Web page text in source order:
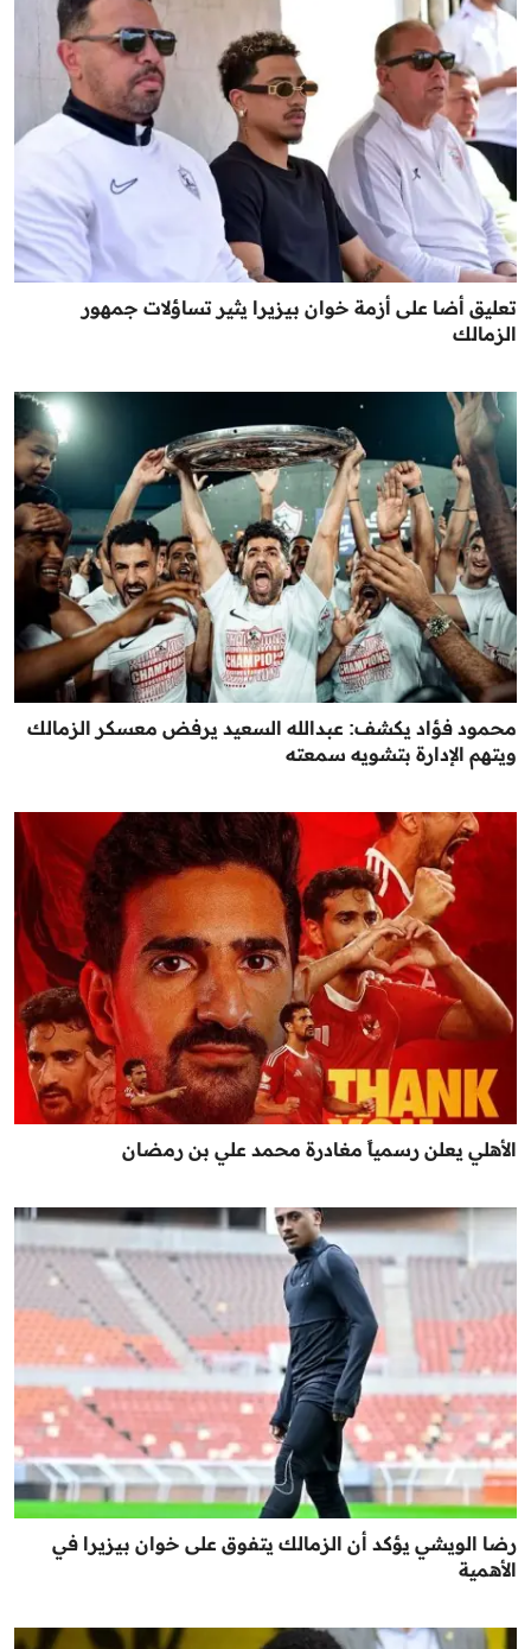
تعليق أضا على أزمة خوان بيزيرا يثير تساؤلات جمهور
الزمالك
محمود فؤاد يكشف: عبدالله السعيد يرفض معسكر الزمالك
ويتهم الإدارة بتشويه سمعته
الأهلي يعلن رسمياً مغادرة محمد علي بن رمضان
رضا الويشي يؤكد أن الزمالك يتفوق على خوان بيزيرا في
الأهمية